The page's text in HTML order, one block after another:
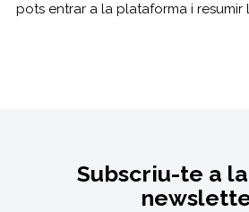
pots entrar a la plataforma i resumir
Subscriu-te a